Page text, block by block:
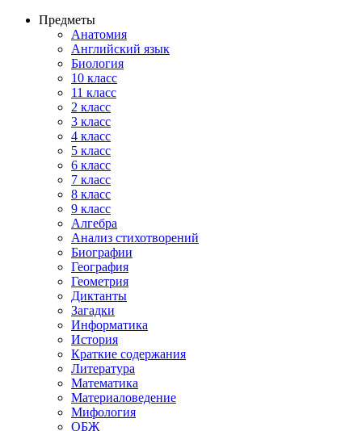
Предметы
Анатомия
Английский язык
Биология
10 класс
11 класс
2 класс
3 класс
4 класс
5 класс
6 класс
7 класс
8 класс
9 класс
Алгебра
Анализ стихотворений
Биографии
География
Геометрия
Диктанты
Загадки
Информатика
История
Краткие содержания
Литература
Математика
Материаловедение
Мифология
ОБЖ